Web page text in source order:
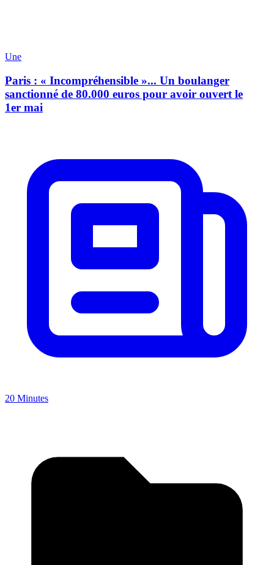
Une
Paris : « Incompréhensible »... Un boulanger
sanctionné de 80.000 euros pour avoir ouvert le
1er mai
20 Minutes